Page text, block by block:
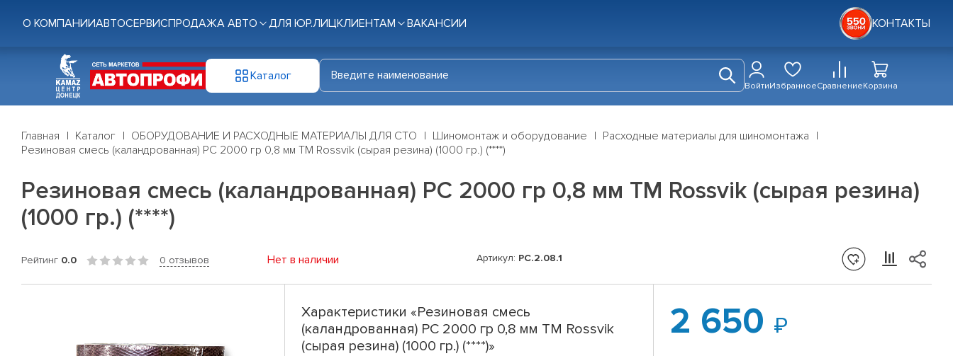
О КОМПАНИИАВТОСЕРВИСПРОДАЖА АВТО ДЛЯ ЮР.ЛИЦКЛИЕНТАМ ВАКАНСИИ КОНТАКТЫ
Каталог
ВойтиИзбранноеСравнениеКорзина
Главная Каталог ОБОРУДОВАНИЕ И РАСХОДНЫЕ МАТЕРИАЛЫ ДЛЯ СТО Шиномонтаж и оборудование
Расходные материалы для шиномонтажа
Резиновая смесь (каландрованная) РС 2000 гр 0,8 мм ТМ Rossvik (сырая резина) (1000 гр.) (****)
Резиновая смесь (каландрованная) РС 2000 гр 0,8 мм ТМ Rossvik (сырая резина)
(1000 гр.) (****)
Рейтинг 0.0 0 отзывов Нет в наличии Артикул: PC.2.08.1
Характеристики «Резиновая смесь
(каландрованная) РС 2000 гр 0,8 мм ТМ Rossvik
(сырая резина) (1000 гр.) (****)»
2 650